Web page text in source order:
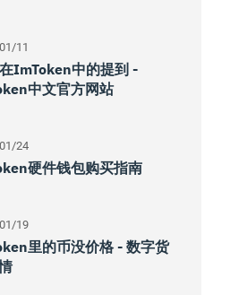
11
imToken中的提到 -
中文官方网站
24
硬件钱包购买指南
19
里的币没价格 - 数字货